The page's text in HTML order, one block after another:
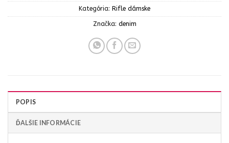
Kategória: Rifle dámske
Značka: denim
POPIS
ĎALŠIE INFORMÁCIE